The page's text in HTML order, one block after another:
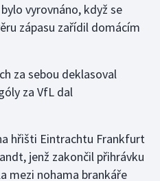
vyrovnáno, když se
zápasu zařídil domácím
za sebou deklasoval
za VfL dal
hřišti Eintrachtu Frankfurt
jenž zakončil přihrávku
mezi nohama brankáře